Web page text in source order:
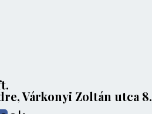
Várkonyi Zoltán utca 8.